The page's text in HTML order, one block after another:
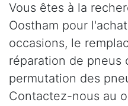
Vous êtes à la
Oostham pour
occasions, le
réparation de pneus
permutation des
Contactez-nous au